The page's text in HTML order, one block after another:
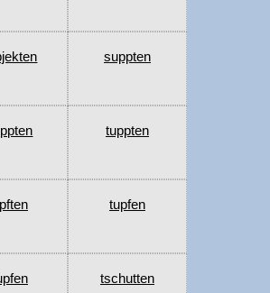
suppten
tuppten
tupfen
tschutten